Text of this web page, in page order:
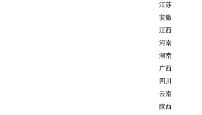
江苏
安徽
江西
河南
湖南
广西
四川
云南
陕西